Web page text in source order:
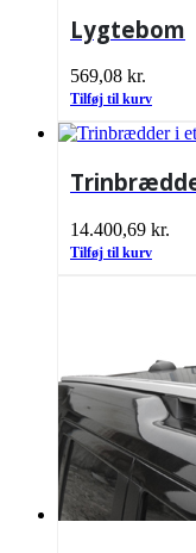
Lygtebom
569,08 kr.
Tilføj til kurv
14.400,69 kr.
Tilføj til kurv